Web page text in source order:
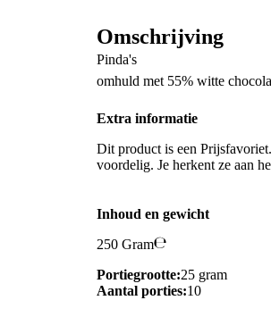
Omschrijving
Pinda's
omhuld met 55% witte
Extra informatie
Dit product is een
voordelig. Je herkent ze aan
Inhoud en gewicht
250 Gram
Portiegrootte:25 gram
Aantal porties:10